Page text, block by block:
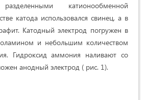
разделенными катионообменной
катода использовался свинец, а в
Катодный электрод погружен в
и небольшим количеством
Гидроксид аммония наливают со
анодный электрод ( рис. 1).